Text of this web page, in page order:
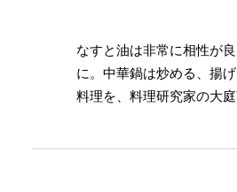
なすと油は非常に相性が
に。中華鍋は炒める、揚
料理を、料理研究家の大